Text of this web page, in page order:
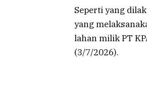
Seperti yang
yang
lahan milik PT
(3/7/2026).